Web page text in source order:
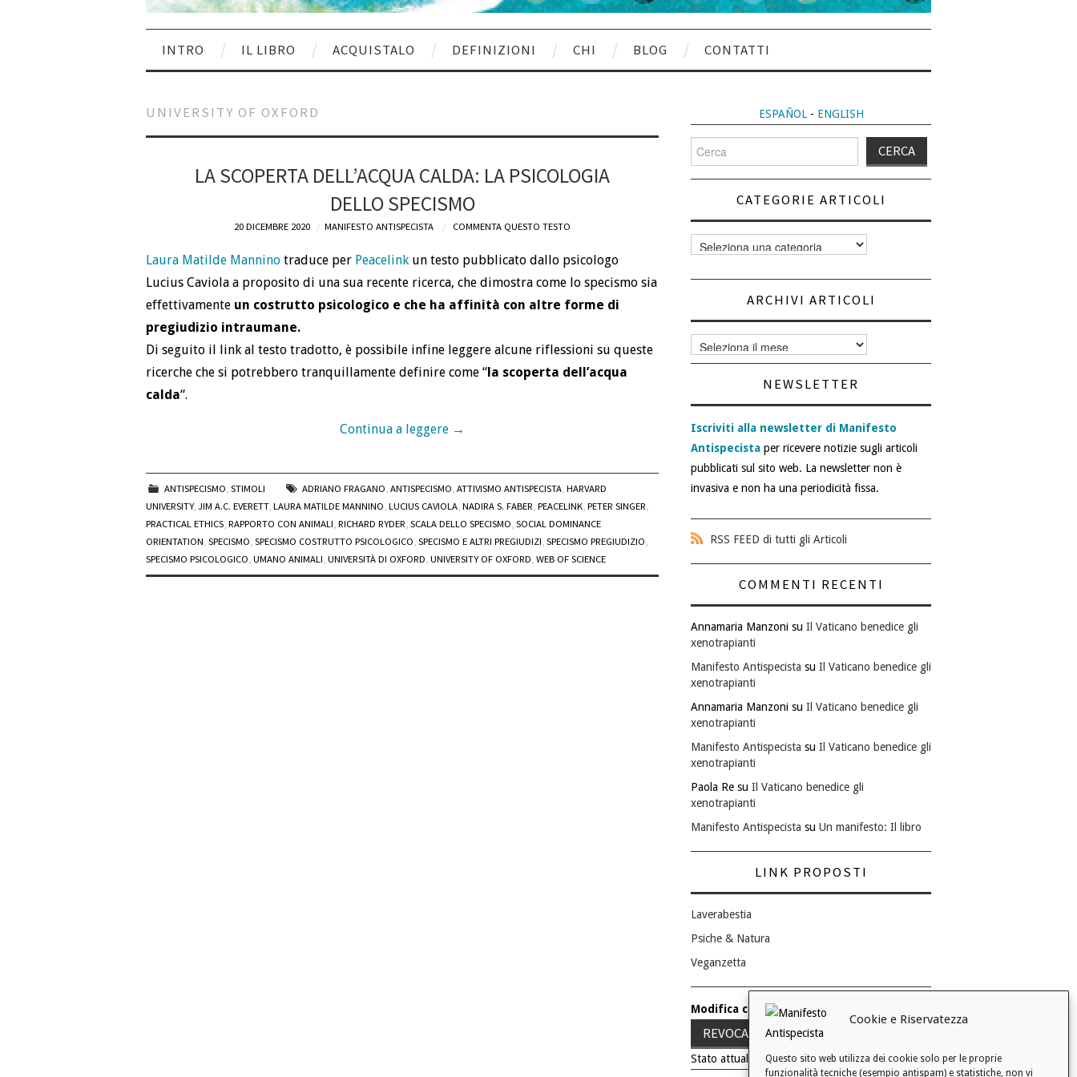
Cookie e Riservatezza
Questo sito web utilizza dei cookie solo per le proprie
funzionalità tecniche (esempio antispam) e statistiche, non vi
INTRO IL LIBRO ACQUISTALO DEFINIZIONI CHI BLOG CONTATTI
UNIVERSITY OF OXFORD
LA SCOPERTA DELL’ACQUA CALDA: LA PSICOLOGIA
DELLO SPECISMO
20 DICEMBRE 2020 MANIFESTO ANTISPECISTA COMMENTA QUESTO TESTO
Laura Matilde Mannino traduce per Peacelink un testo pubblicato dallo psicologo
Lucius Caviola a proposito di una sua recente ricerca, che dimostra come lo specismo sia
effettivamente un costrutto psicologico e che ha affinità con altre forme di
pregiudizio intraumane.
Di seguito il link al testo tradotto, è possibile infine leggere alcune riflessioni su queste
ricerche che si potrebbero tranquillamente definire come “ la scoperta dell’acqua
calda“.
Continua a leggere →
ANTISPECISMO,STIMOLI ADRIANO FRAGANO,ANTISPECISMO,ATTIVISMO ANTISPECISTA,HARVARD
UNIVERSITY, JIM A.C. EVERETT, LAURA MATILDE MANNINO, LUCIUS CAVIOLA, NADIRA S. FABER, PEACELINK, PETER SINGER,
PRACTICAL ETHICS, RAPPORTO CON ANIMALI, RICHARD RYDER, SCALA DELLO SPECISMO, SOCIAL DOMINANCE
ORIENTATION, SPECISMO, SPECISMO COSTRUTTO PSICOLOGICO, SPECISMO E ALTRI PREGIUDIZI, SPECISMO PREGIUDIZIO,
SPECISMO PSICOLOGICO, UMANO ANIMALI, UNIVERSITÀ DI OXFORD, UNIVERSITY OF OXFORD, WEB OF SCIENCE
ESPAÑOL- ENGLISH
per:
CATEGORIE ARTICOLI
Categorie
articoli
ARCHIVI ARTICOLI
Archivi
articoli
NEWSLETTER
Iscriviti alla newsletter di Manifesto
Antispecista per ricevere notizie sugli articoli
pubblicati sul sito web. La newsletter non è
invasiva e non ha una periodicità fissa.
RSS FEED di tutti gli Articoli
COMMENTI RECENTI
Annamaria Manzoni su Il Vaticano benedice gli
xenotrapianti
Manifesto Antispecista su Il Vaticano benedice gli
xenotrapianti
Annamaria Manzoni su Il Vaticano benedice gli
xenotrapianti
Manifesto Antispecista su Il Vaticano benedice gli
xenotrapianti
Paola Re su Il Vaticano benedice gli
xenotrapianti
Manifesto Antispecista su Un manifesto: Il libro
LINK PROPOSTI
Laverabestia
Psiche & Natura
Veganzetta
Modifica consenso ai cookie
REVOCA IL TUO CONSENSO
Stato attuale: Negato